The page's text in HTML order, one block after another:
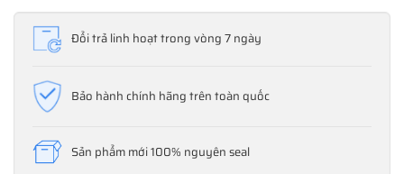
Đổi trả linh hoạt trong vòng 7 ngày
Bảo hành chính hãng trên toàn quốc
Sản phẩm mới 100% nguyên seal